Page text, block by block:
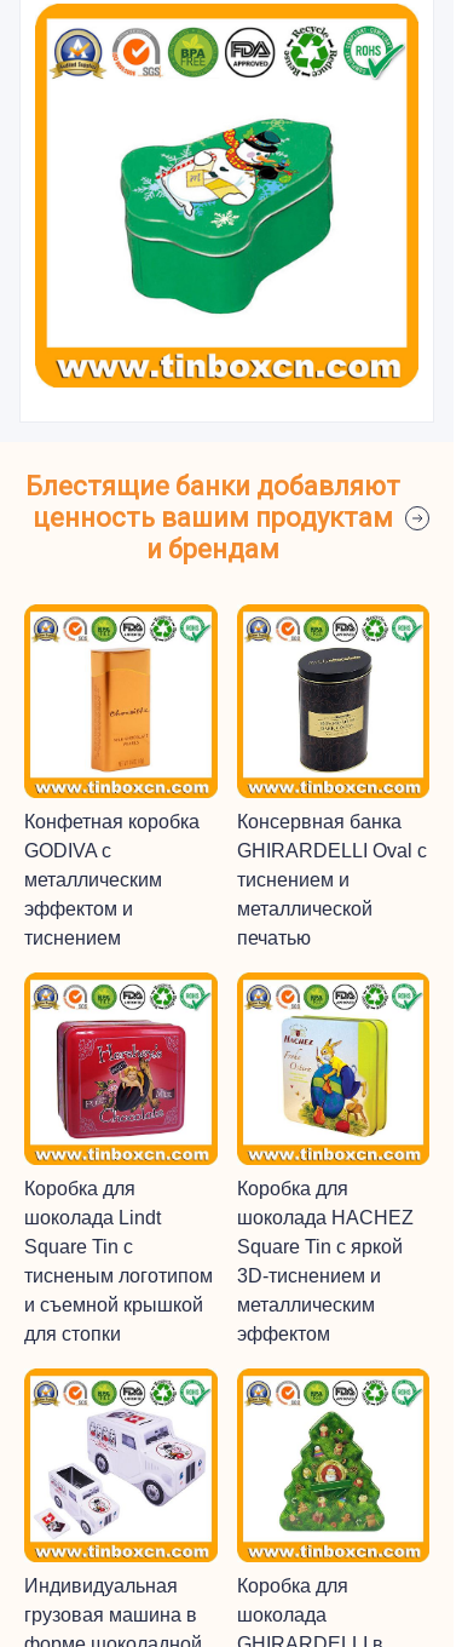
Блестящие банки добавляют
ценность вашим продуктам
и брендам
Конфетная коробка
GODIVA с
металлическим
эффектом и
тиснением
Консервная банка
GHIRARDELLI Oval с
тиснением и
металлической
печатью
Коробка для
шоколада Lindt
Square Tin с
тисненым логотипом
и съемной крышкой
для стопки
Коробка для
шоколада HACHEZ
Square Tin с яркой
3D-тиснением и
металлическим
эффектом
Индивидуальная
грузовая машина в
Коробка для
шоколада